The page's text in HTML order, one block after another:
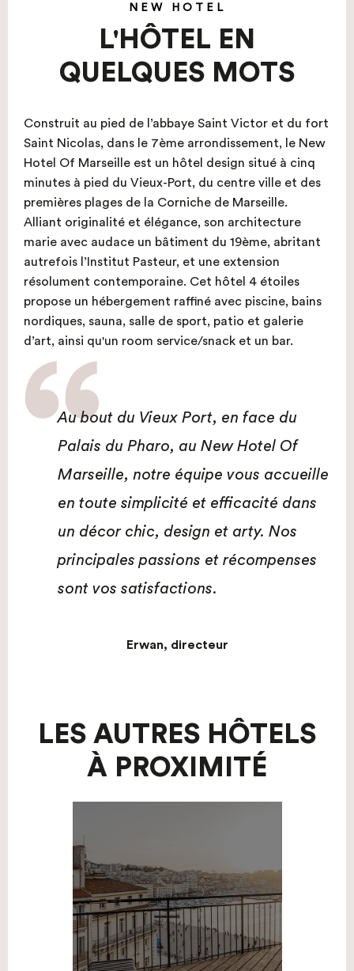
NEW HOTEL
L'HÔTEL EN
QUELQUES MOTS
Construit au pied de l’abbaye Saint Victor et du fort
Saint Nicolas, dans le 7ème arrondissement, le New
Hotel Of Marseille est un hôtel design situé à cinq
minutes à pied du Vieux-Port, du centre ville et des
premières plages de la Corniche de Marseille.
Alliant originalité et élégance, son architecture
marie avec audace un bâtiment du 19ème, abritant
autrefois l’Institut Pasteur, et une extension
résolument contemporaine. Cet hôtel 4 étoiles
propose un hébergement raffiné avec piscine, bains
nordiques, sauna, salle de sport, patio et galerie
d’art, ainsi qu'un room service/snack et un bar.
Au bout du Vieux Port, en face du
Palais du Pharo, au New Hotel Of
Marseille, notre équipe vous accueille
en toute simplicité et efficacité dans
un décor chic, design et arty. Nos
principales passions et récompenses
sont vos satisfactions.
Erwan, directeur
LES AUTRES HÔTELS
À PROXIMITÉ